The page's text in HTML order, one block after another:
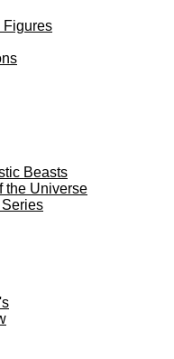
Figures
Beasts
the Universe